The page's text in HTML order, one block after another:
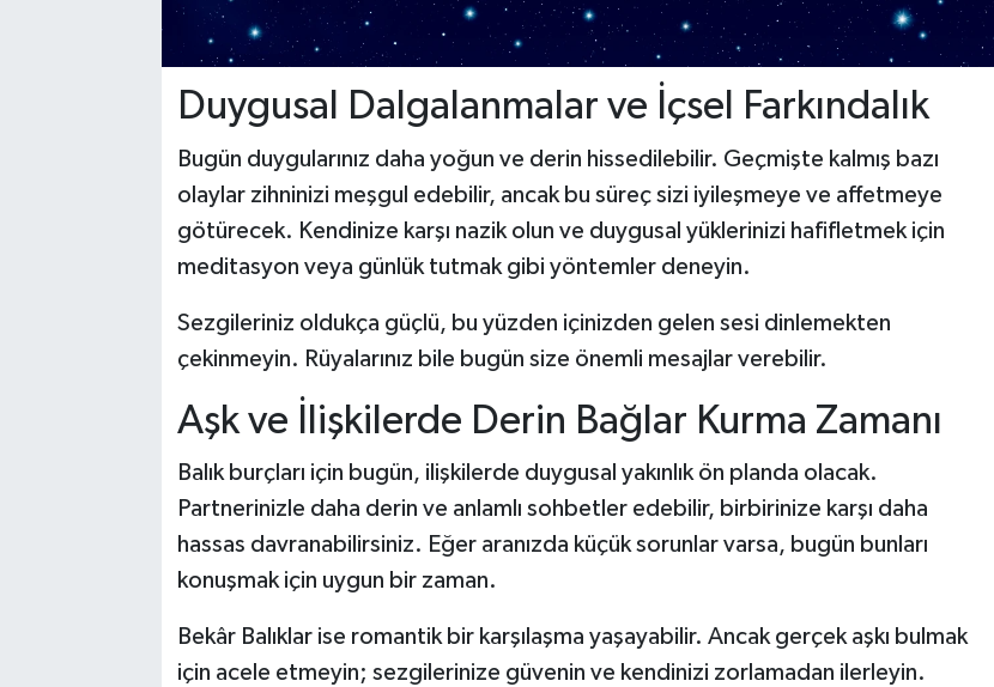
Duygusal Dalgalanmalar ve İçsel Farkındalık
Bugün duygularınız daha yoğun ve derin hissedilebilir. Geçmişte kalmış bazı
olaylar zihninizi meşgul edebilir, ancak bu süreç sizi iyileşmeye ve affetmeye
götürecek. Kendinize karşı nazik olun ve duygusal yüklerinizi hafifletmek için
meditasyon veya günlük tutmak gibi yöntemler deneyin.
Sezgileriniz oldukça güçlü, bu yüzden içinizden gelen sesi dinlemekten
çekinmeyin. Rüyalarınız bile bugün size önemli mesajlar verebilir.
Aşk ve İlişkilerde Derin Bağlar Kurma Zamanı
Balık burçları için bugün, ilişkilerde duygusal yakınlık ön planda olacak.
Partnerinizle daha derin ve anlamlı sohbetler edebilir, birbirinize karşı daha
hassas davranabilirsiniz. Eğer aranızda küçük sorunlar varsa, bugün bunları
konuşmak için uygun bir zaman.
Bekâr Balıklar ise romantik bir karşılaşma yaşayabilir. Ancak gerçek aşkı bulmak
için acele etmeyin; sezgilerinize güvenin ve kendinizi zorlamadan ilerleyin.